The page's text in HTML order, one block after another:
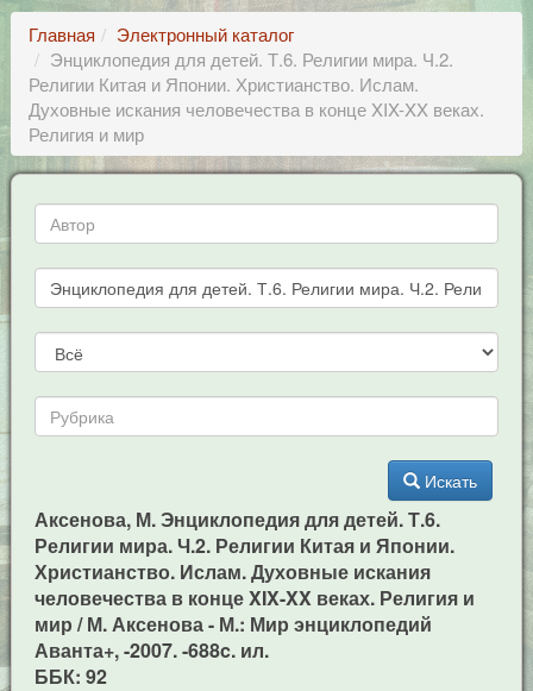
Главная
Электронный каталог
Энциклопедия для детей. Т.6. Религии мира. Ч.2.
Религии Китая и Японии. Христианство. Ислам.
Духовные искания человечества в конце XIX-XX веках.
Религия и мир
Искать
Аксенова, М. Энциклопедия для детей. Т.6.
Религии мира. Ч.2. Религии Китая и Японии.
Христианство. Ислам. Духовные искания
человечества в конце XIX-XX веках. Религия и
мир / М. Аксенова - М.: Мир энциклопедий
Аванта+, -2007. -688c. ил.
ББК: 92